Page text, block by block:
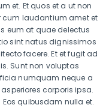
et. Et quos et a ut non
laudantium amet et
eum at quae delectus
sint natus dignissimos
facere. Et et fugit ad
Sunt non voluptas
numquam neque a
corporis ipsa.
quibusdam nulla et.